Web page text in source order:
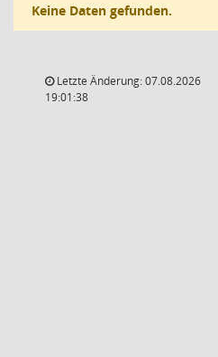
Keine Daten gefunden.
Letzte Änderung: 07.08.2026
19:01:38